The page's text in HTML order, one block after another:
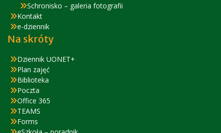
Schronisko – galeria fotografii
Kontakt
e-dziennik
Na skróty
Dziennik UONET+
Plan zajęć
Biblioteka
Poczta
Office 365
TEAMS
Forms